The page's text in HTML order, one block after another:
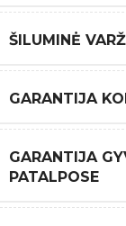
ŠILUMINĖ
GARANTIJA
GARANTIJA
PATALPOSE